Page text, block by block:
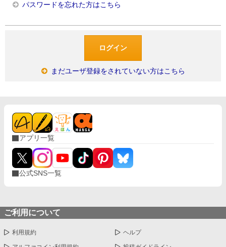
パスワードを忘れた方はこちら
まだユーザ登録をされていない方はこちら
アプリ一覧
公式SNS一覧
ご利用について
利用規約 ヘルプ